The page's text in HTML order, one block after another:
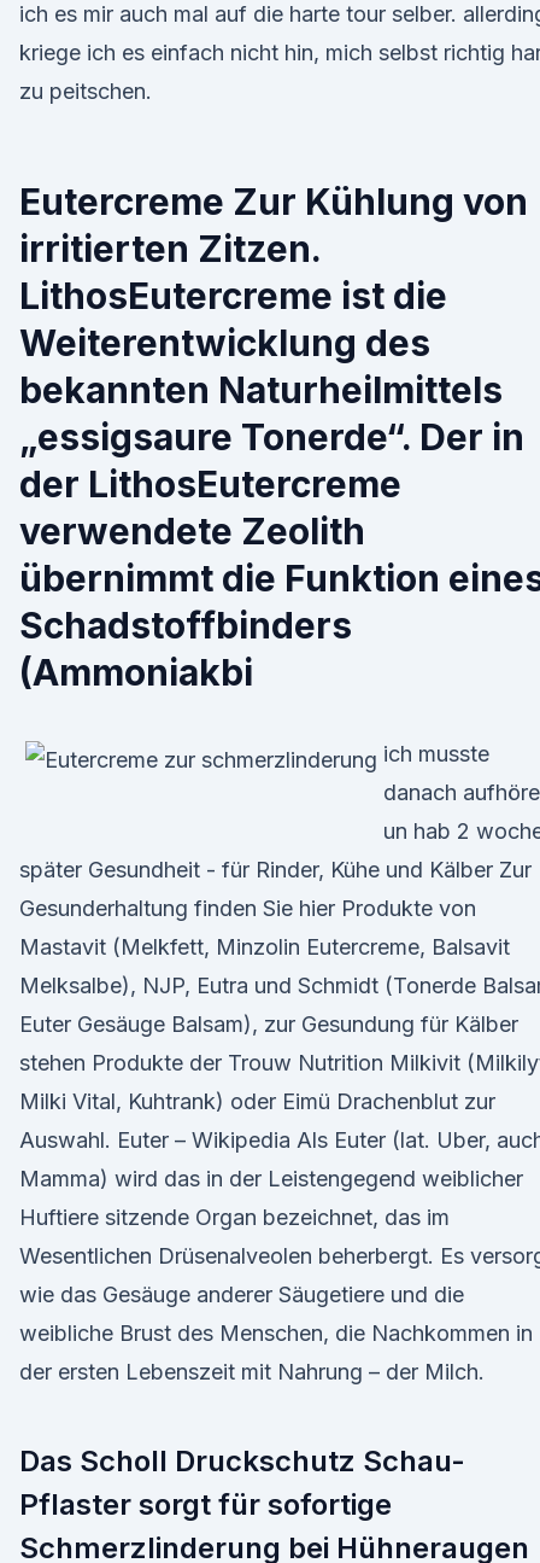
ich es mir auch mal auf die harte tour selber.
kriege ich es einfach nicht hin, mich selbst richtig
zu peitschen.
Eutercreme Zur Kühlung von
irritierten Zitzen.
LithosEutercreme ist die
Weiterentwicklung des
bekannten Naturheilmittels
„essigsaure Tonerde“. Der in
der LithosEutercreme
verwendete Zeolith
übernimmt die Funktion
Schadstoffbinders
(Ammoniakbi
ich musste
danach
un hab 2
später Gesundheit - für Rinder, Kühe und Kälber Zur
Gesunderhaltung finden Sie hier Produkte von
Mastavit (Melkfett, Minzolin Eutercreme, Balsavit
Melksalbe), NJP, Eutra und Schmidt (Tonerde
Euter Gesäuge Balsam), zur Gesundung für Kälber
stehen Produkte der Trouw Nutrition Milkivit
Milki Vital, Kuhtrank) oder Eimü Drachenblut zur
Auswahl. Euter – Wikipedia Als Euter (lat. Uber,
Mamma) wird das in der Leistengegend weiblicher
Huftiere sitzende Organ bezeichnet, das im
Wesentlichen Drüsenalveolen beherbergt. Es
wie das Gesäuge anderer Säugetiere und die
weibliche Brust des Menschen, die Nachkommen in
der ersten Lebenszeit mit Nahrung – der Milch.
Das Scholl Druckschutz Schau-
Pflaster sorgt für sofortige
Schmerzlinderung bei Hühneraugen